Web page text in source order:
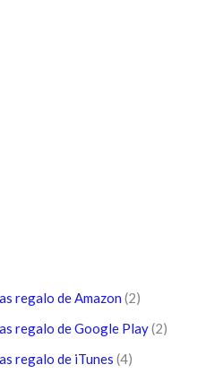
regalo de Amazon (2)
regalo de Google Play(2)
regalo de iTunes (4)